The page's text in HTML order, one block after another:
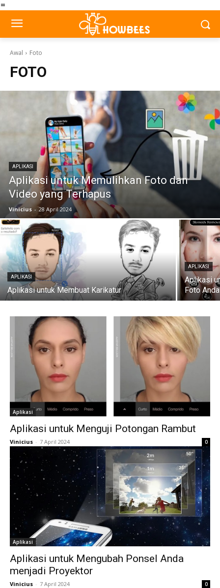
=
Awal Foto
FOTO
APLIKASI
Aplikasi untuk Memulihkan Foto dan
Video yang Terhapus
Vinicius - 28 April 2024
APLIKASI
Aplikasi untuk Membuat Karikatur
APLIKASI
Aplikasi
Foto Anda
Aplikasi
Aplikasi untuk Menguji Potongan Rambut
Vinicius - 7 April 2024 0
Aplikasi
Aplikasi untuk Mengubah Ponsel Anda
menjadi Proyektor
Vinicius - 7 April 2024 0